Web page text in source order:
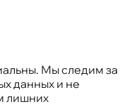
Мы следим за
данных и не
лишних